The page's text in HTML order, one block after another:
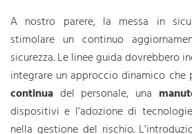
A nostro parere, la messa in
stimolare un continuo
sicurezza. Le linee guida dovrebbero
integrare un approccio dinamico che
continua del personale, una
dispositivi e l’adozione di
nella gestione del rischio.